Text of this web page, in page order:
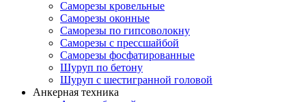
Саморезы кровельные
Саморезы оконные
Саморезы по гипсоволокну
Саморезы с прессшайбой
Саморезы фосфатированные
Шуруп по бетону
Шуруп с шестигранной головой
Анкерная техника